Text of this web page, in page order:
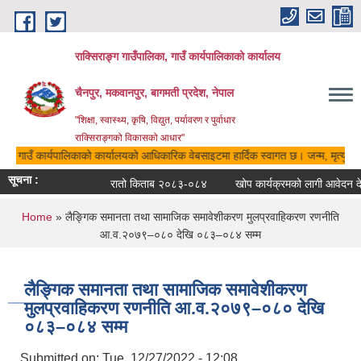
Skip to main content
राक्सिराङ्ग गाउँपालिका, गाउँ कार्यपालिकाको कार्यालय
चैनपुर, मकवानपुर, बागमती प्रदेश, नेपाल
"शिक्षा, स्वास्थ्य, कृषि, विद्युत, पर्यावरण र पुर्वाधार
राक्सिराङ्गको विकासको आधार"
गाउँ कार्यपालिकाको कार्यालयको आधिकारिक वेबसाइटमा हार्दिक स्वागत छ। जन्म,
सूचना :
रातो किताब २०८३-०८४ खोप कार्यक्रमको लागी आवेदन
You are here
Home » लैङ्गिक समानता तथा सामाजिक समावेशीकरण मुलप्रवाहिकरण रणनीति
आ.व.२०७९–०८० देखि ०८३–०८४ सम्म
लैङ्गिक समानता तथा सामाजिक समावेशीकरण
मुलप्रवाहिकरण रणनीति आ.व.२०७९–०८० देखि
०८३–०८४ सम्म